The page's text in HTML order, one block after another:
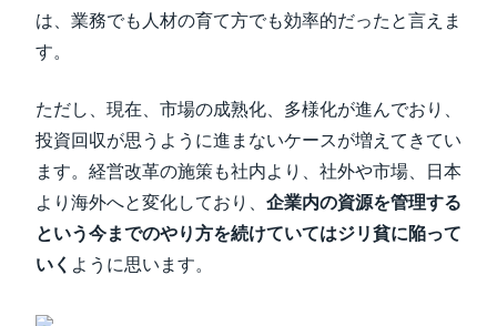
は、業務でも人材の育て方でも効率的だったと言えま
す。
ただし、現在、市場の成熟化、多様化が進んでおり、
投資回収が思うように進まないケースが増えてきてい
ます。経営改革の施策も社内より、社外や市場、日本
より海外へと変化しており、 企業内の資源を管理する
という今までのやり方を続けていてはジリ貧に陥って
いく ように思います。